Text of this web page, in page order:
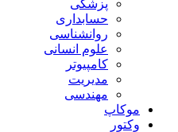
پزشکی
حسابداری
روانشناسی
علوم انسانی
کامپیوتر
مدیریت
مهندسی
موکاپ
وکتور